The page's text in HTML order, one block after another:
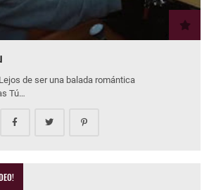
de ser una balada romántica
Tú…